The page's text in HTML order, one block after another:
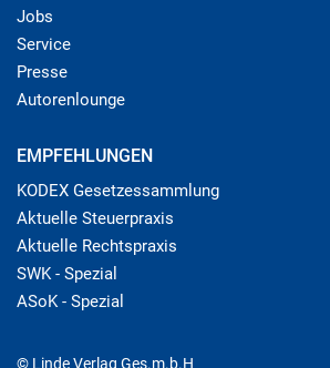
Jobs
Service
Presse
Autorenlounge
EMPFEHLUNGEN
KODEX Gesetzessammlung
Aktuelle Steuerpraxis
Aktuelle Rechtspraxis
SWK - Spezial
ASoK - Spezial
© Linde Verlag Ges.m.b.H